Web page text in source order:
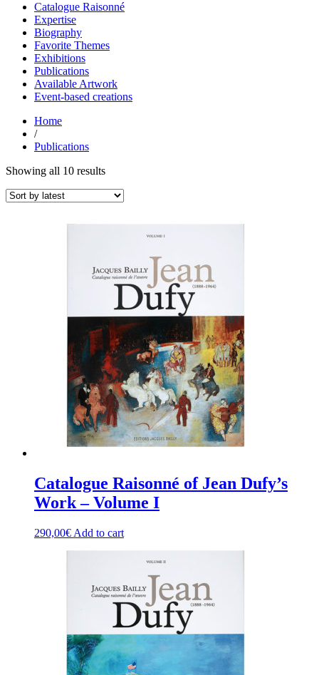
Jean Dufy
Jacques Bailly - Catalogue raisonné de l'œuvre de Jean Dufy
Catalogue Raisonné
Expertise
Biography
Favorite Themes
Exhibitions
Publications
Available Artwork
Event-based creations
Home
/
Publications
Showing all 10 results
Catalogue Raisonné of Jean Dufy’s
Work – Volume I
290,00€ Add to cart